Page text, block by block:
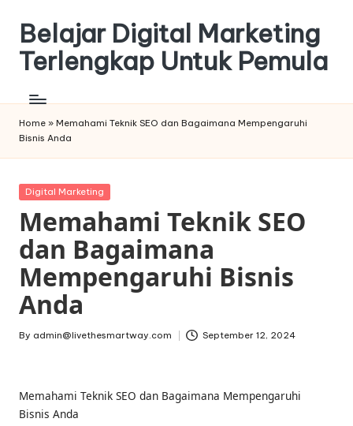
content
Belajar Digital Marketing
Terlengkap Untuk Pemula
Home » Memahami Teknik SEO dan Bagaimana Mempengaruhi
Bisnis Anda
Posted
Digital Marketing
Memahami Teknik SEO
dan Bagaimana
Mempengaruhi Bisnis
Anda
Posted
By admin@livethesmartway.com September 12, 2024
Memahami Teknik SEO dan Bagaimana Mempengaruhi
Bisnis Anda